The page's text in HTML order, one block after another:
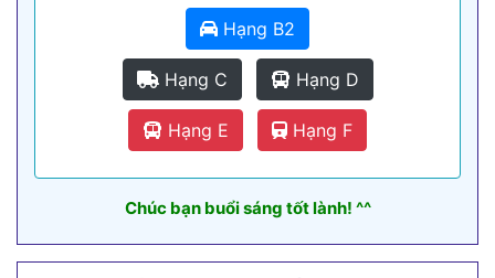
Hạng B2
Hạng C Hạng D
Hạng E Hạng F
Chúc bạn buổi sáng tốt lành! ^^